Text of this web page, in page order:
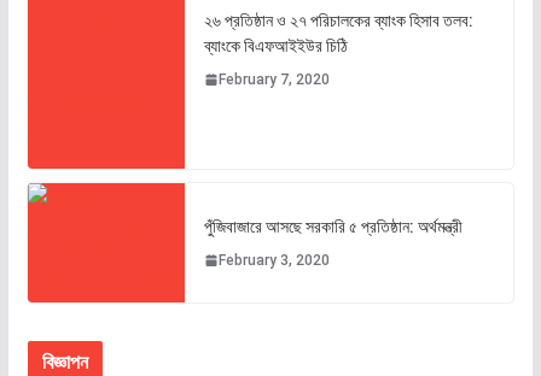
২৬ প্রতিষ্ঠান ও ২৭ পরিচালকের ব্যাংক হিসাব তলব:
ব্যাংকে বিএফআইইউর চিঠি
February 7, 2020
পুঁজিবাজারে আসছে সরকারি ৫ প্রতিষ্ঠান: অর্থমন্ত্রী
February 3, 2020
বিজ্ঞাপন